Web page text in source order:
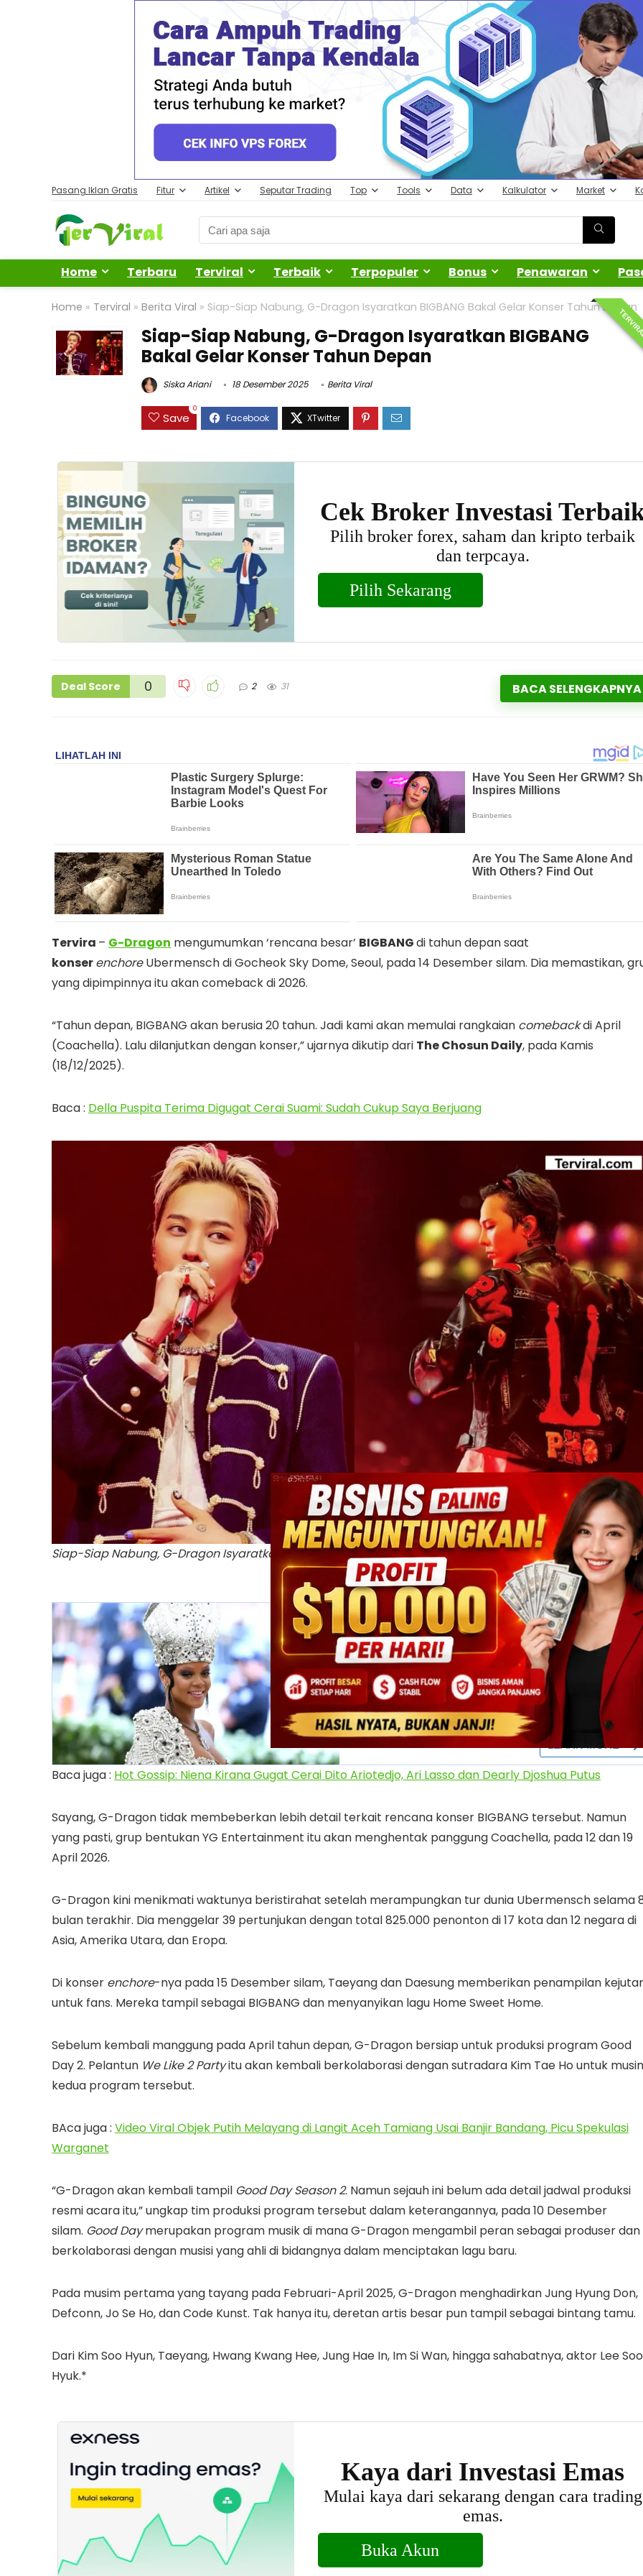
Pasang Iklan Gratis Fitur Artikel Seputar Trading Top Tools Data Kalkulator Market
Home Terbaru Terviral Terbaik Terpopuler Bonus Penawaran
Home » Terviral » Berita Viral » Siap-Siap Nabung, G-Dragon Isyaratkan BIGBANG Bakal Gelar Konser Tahun Depan
Siap-Siap Nabung, G-Dragon Isyaratkan BIGBANG
Bakal Gelar Konser Tahun Depan
Siska Ariani 18 Desember 2025 Berita Viral
Save
0
Deal Score 0 2 31 BACA SELENGKAPNYA
Tervira – G-Dragon mengumumkan ‘rencana besar’ BIGBANGdi tahun depan saat
konserenchoreUbermensch di Gocheok Sky Dome, Seoul, pada 14 Desember silam. Dia memastikan,
yang dipimpinnya itu akan comeback di 2026.
“Tahun depan, BIGBANG akan berusia 20 tahun. Jadi kami akan memulai rangkaian comebackdi April
(Coachella). Lalu dilanjutkan dengan konser,” ujarnya dikutip dari The Chosun Daily, pada Kamis
(18/12/2025).
Baca : Della Puspita Terima Digugat Cerai Suami: Sudah Cukup Saya Berjuang
Siap-Siap Nabung, G-Dragon Isyaratkan BIGBANG Bakal Gelar Konser Tahun Depan
Baca juga : Hot Gossip: Niena Kirana Gugat Cerai Dito Ariotedjo, Ari Lasso dan Dearly Djoshua Putus
Sayang, G-Dragon tidak membeberkan lebih detail terkait rencana konser BIGBANG tersebut. Namun
yang pasti, grup bentukan YG Entertainment itu akan menghentak panggung Coachella, pada 12 dan 19
April 2026.
G-Dragon kini menikmati waktunya beristirahat setelah merampungkan tur dunia Ubermensch selama
bulan terakhir. Dia menggelar 39 pertunjukan dengan total 825.000 penonton di 17 kota dan 12 negara di
Asia, Amerika Utara, dan Eropa.
Di konser enchore-nya pada 15 Desember silam, Taeyang dan Daesung memberikan penampilan
untuk fans. Mereka tampil sebagai BIGBANG dan menyanyikan lagu Home Sweet Home.
Sebelum kembali manggung pada April tahun depan, G-Dragon bersiap untuk produksi program Good
Day 2. Pelantun We Like 2 Partyitu akan kembali berkolaborasi dengan sutradara Kim Tae Ho untuk
kedua program tersebut.
BAca juga : Video Viral Objek Putih Melayang di Langit Aceh Tamiang Usai Banjir Bandang, Picu Spekulasi
Warganet
“G-Dragon akan kembali tampil Good Day Season 2. Namun sejauh ini belum ada detail jadwal produksi
resmi acara itu,” ungkap tim produksi program tersebut dalam keterangannya, pada 10 Desember
silam. Good Daymerupakan program musik di mana G-Dragon mengambil peran sebagai produser dan
berkolaborasi dengan musisi yang ahli di bidangnya dalam menciptakan lagu baru.
Pada musim pertama yang tayang pada Februari-April 2025, G-Dragon menghadirkan Jung Hyung Don,
Defconn, Jo Se Ho, dan Code Kunst. Tak hanya itu, deretan artis besar pun tampil sebagai bintang tamu.
Dari Kim Soo Hyun, Taeyang, Hwang Kwang Hee, Jung Hae In, Im Si Wan, hingga sahabatnya, aktor Lee Soo
Hyuk.*